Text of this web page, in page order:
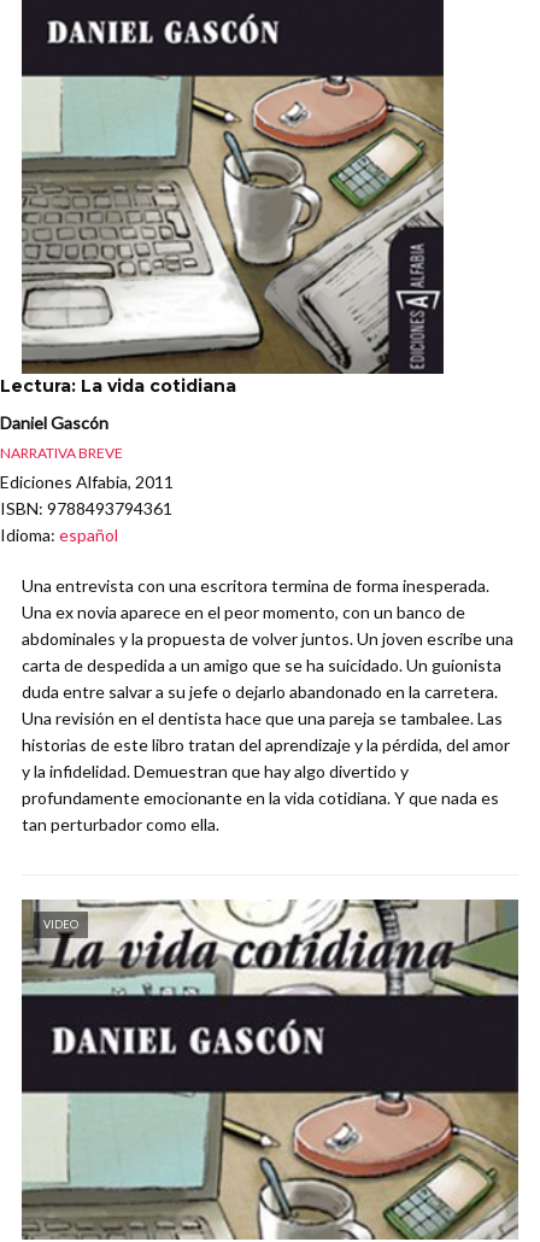
Lectura: La vida cotidiana
Daniel Gascón
NARRATIVA BREVE
Ediciones Alfabia, 2011
ISBN: 9788493794361
Idioma: español
Una entrevista con una escritora termina de forma inesperada.
Una ex novia aparece en el peor momento, con un banco de
abdominales y la propuesta de volver juntos. Un joven escribe una
carta de despedida a un amigo que se ha suicidado. Un guionista
duda entre salvar a su jefe o dejarlo abandonado en la carretera.
Una revisión en el dentista hace que una pareja se tambalee. Las
historias de este libro tratan del aprendizaje y la pérdida, del amor
y la infidelidad. Demuestran que hay algo divertido y
profundamente emocionante en la vida cotidiana. Y que nada es
tan perturbador como ella.
VIDEO